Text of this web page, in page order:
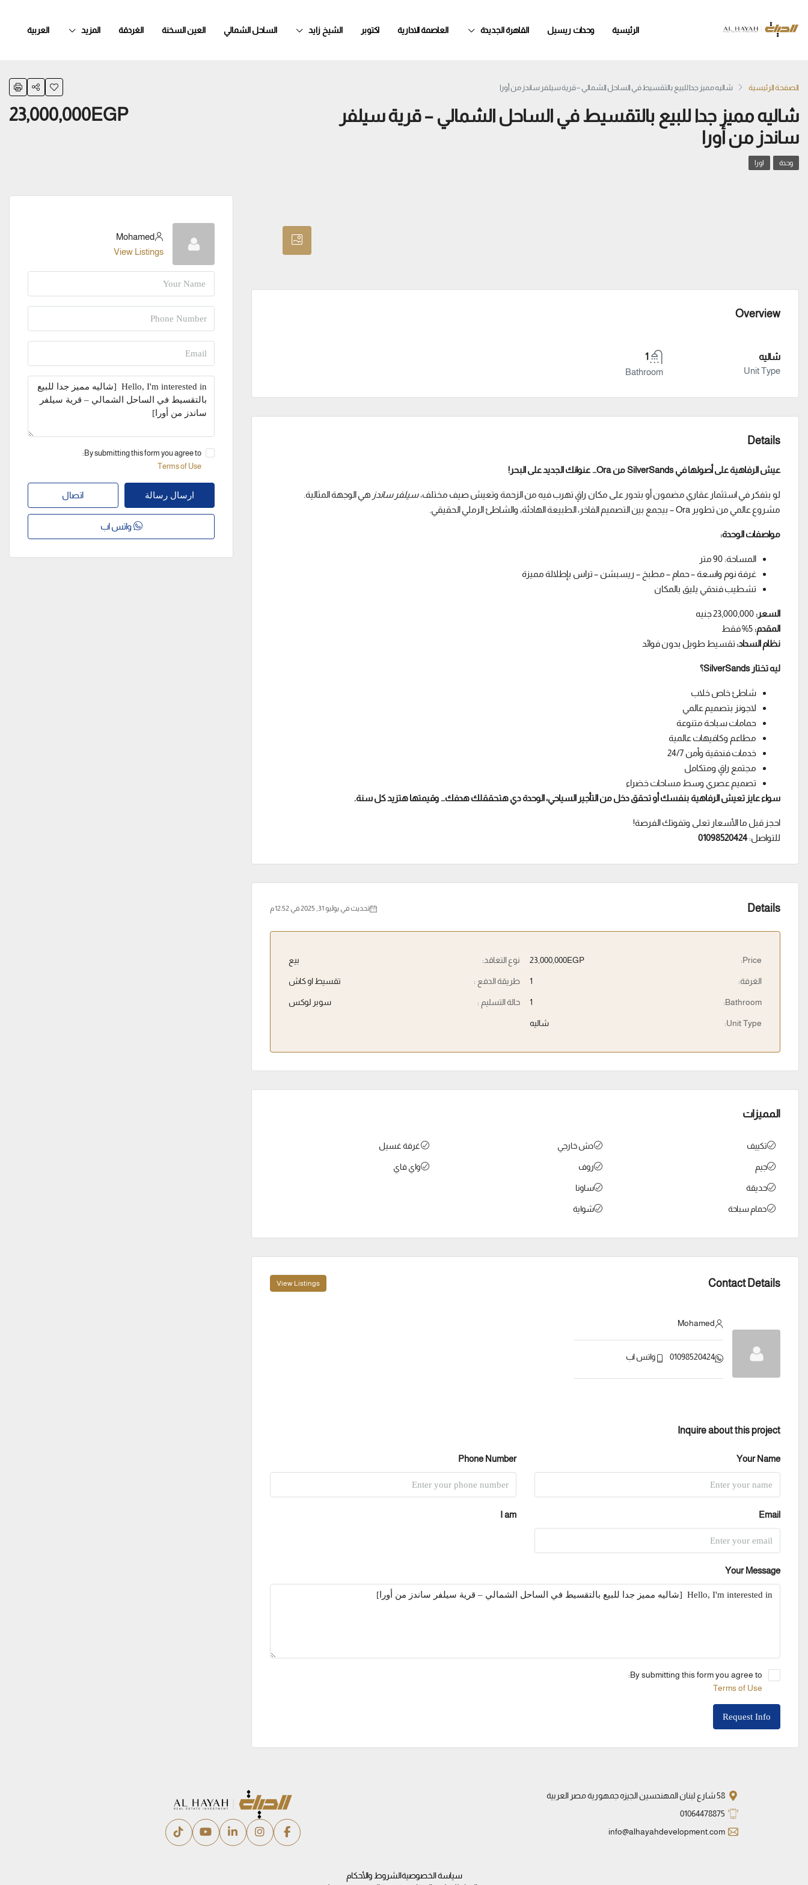
الرئيسية وحدات ريسيل القاهرة الجديدة العاصمة الادارية اكتوبر الشيخ زايد الساحل الشمالي العين السخنة الغردقة المزيد العربية
الصفحة الرئيسية شاليه مميز جدا للبيع بالتقسيط في الساحل الشمالي – قرية سيلفر ساندز من أورا
شاليه مميز جدا للبيع بالتقسيط في الساحل الشمالي – قرية سيلفر
ساندز من أورا
23,000,000EGP
وحدة اورا
Overview
شاليه
Unit Type
1
Bathroom
Details
عيش الرفاهية على أصولها في SilverSands من Ora… عنوانك الجديد على البحر!
لو بتفكر في استثمار عقاري مضمون أو بتدور على مكان راقٍ تهرب فيه من الزحمة وتعيش صيف مختلف،سيلفر ساندز هي الوجهة المثالية.
مشروع عالمي من تطوير Ora – بيجمع بين التصميم الفاخر، الطبيعة الهادئة، والشاطئ الرملي الحقيقي.
مواصفات الوحدة:
المساحة: 90 متر
غرفة نوم واسعة – حمام – مطبخ – ريسبشن – تراس بإطلالة مميزة
تشطيب فندقي يليق بالمكان
السعر:
المقدم:
نظام السداد:تقسيط طويل بدون فوائد
ليه تختار SilverSands؟
شاطئ خاص خلاب
لاجونز بتصميم عالمي
حمامات سباحة متنوعة
مطاعم وكافيهات عالمية
خدمات فندقية وأمن 24/7
مجتمع راقٍ ومتكامل
تصميم عصري وسط مساحات خضراء
سواء عايز تعيش الرفاهية بنفسك أو تحقق دخل من التأجير السياحي، الوحدة دي هتحققلك هدفك… وقيمتها هتزيد كل سنة.
احجز قبل ما الأسعار تعلى وتفوتك الفرصة!
للتواصل:01098520424
Details تحديث في يوليو 31, 2025 في 12:52 م
Price:
23,000,000EGP
الغرفة: 1
Bathroom:
1
Unit Type: شاليه
نوع التعاقد: بيع
طريقة الدفع : تقسيط او كاش
حالة التسليم : سوبر لوكس
المميزات
تكييف
جيم
حديقة
حمام سباحة
دش خارجي
روف
ساونا
شواية
غرفة غسيل
واي فاي
Contact Details
View Listings
Mohamed
01098520424 واتس اب
Inquire about this project
Your Name
Phone Number
Email
I am
Your Message
By submitting this form you agree to:
Terms of Use
Request Info
Mohamed
View Listings
By submitting this form you agree to:
Terms of Use
ارسال رسالة اتصال
واتس اب
58 شارع لبنان المهندسين الجيزه جمهورية مصر العربية
01064478875
info@alhayahdevelopment.com
سياسة الخصوصيةالشروط والأحكام